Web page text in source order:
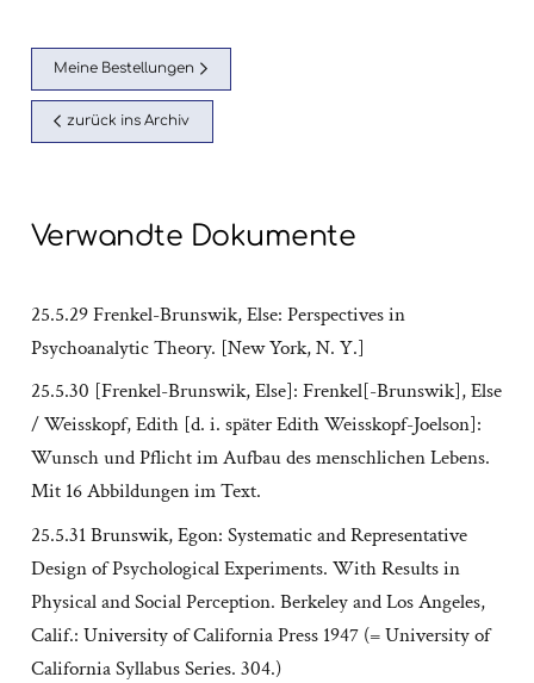
Meine Bestellungen
zurück ins Archiv
Verwandte Dokumente
25.5.29 Frenkel-Brunswik, Else: Perspectives in
Psychoanalytic Theory. [New York, N. Y.]
25.5.30 [Frenkel-Brunswik, Else]: Frenkel[-Brunswik], Else
/ Weisskopf, Edith [d. i. später Edith Weisskopf-Joelson]:
Wunsch und Pflicht im Aufbau des menschlichen Lebens.
Mit 16 Abbildungen im Text.
25.5.31 Brunswik, Egon: Systematic and Representative
Design of Psychological Experiments. With Results in
Physical and Social Perception. Berkeley and Los Angeles,
Calif.: University of California Press 1947 (= University of
California Syllabus Series. 304.)